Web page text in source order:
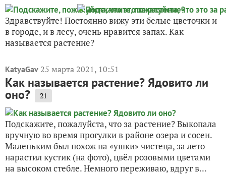
Здравствуйте! Постоянно вижу эти белые цветочки и
в городе, и в лесу, очень нравится запах. Как
называется растение?
KatyaGav 25 марта 2021, 10:51
Как называется растение? Ядовито ли
оно? 21
Подскажите, пожалуйста, что за растение? Выкопала
вручную во время прогулки в районе озера и сосен.
Маленьким был похож на «ушки» чистеца, за лето
нарастил кустик (на фото), цвёл розовыми цветами
на высоком стебле. Немного переживаю, вдруг в...